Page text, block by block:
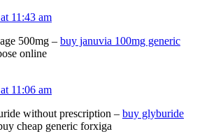
11:43 am
500mg – buy januvia 100mg generic
online
11:06 am
without prescription – buy glyburide
cheap generic forxiga